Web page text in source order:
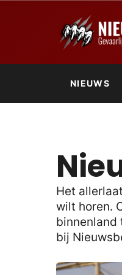
NIEUWS
Het
wilt horen.
binnenland
bij